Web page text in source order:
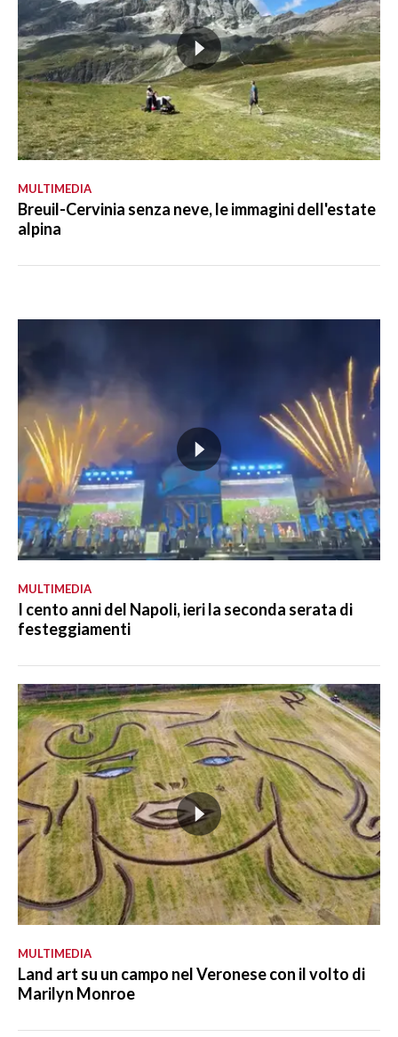
MULTIMEDIA
Breuil-Cervinia senza neve, le immagini dell'estate
alpina
MULTIMEDIA
I cento anni del Napoli, ieri la seconda serata di
festeggiamenti
MULTIMEDIA
Land art su un campo nel Veronese con il volto di
Marilyn Monroe